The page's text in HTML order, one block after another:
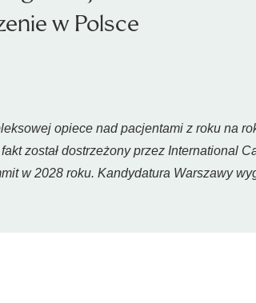
w Polsce
opiece nad pacjentami z roku na
został dostrzeżony przez International
w 2028 roku. Kandydatura Warszawy